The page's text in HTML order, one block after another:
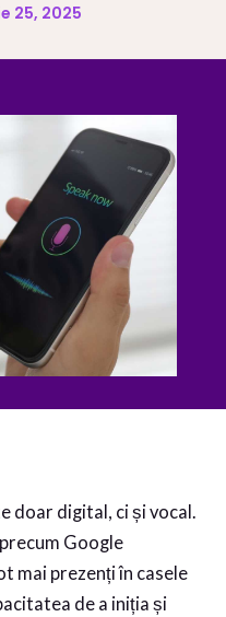
25, 2025
doar digital, ci și vocal.
Google
mai prezenți în casele
de a iniția și